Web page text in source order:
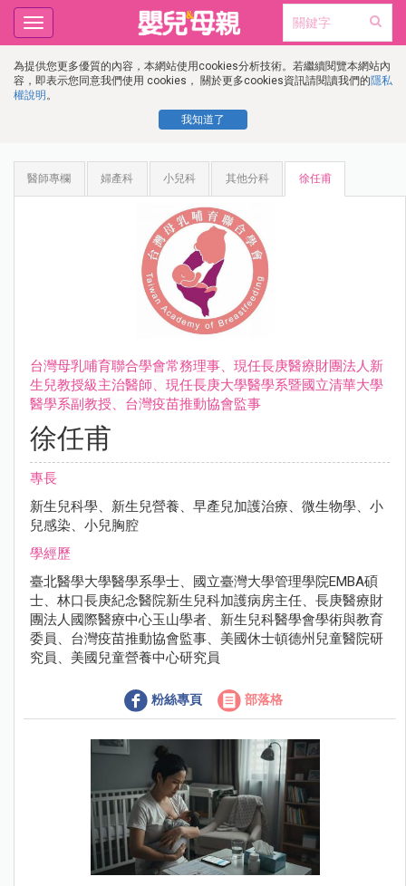
為提供您更多優質的內容，本網站使用cookies分析技術。若繼續閱覽本網站內
容，即表示您同意我們使用 cookies， 關於更多cookies資訊請閱讀我們的隱私
權說明 。
我知道了
Toggle
navigation
醫師專欄 婦產科 小兒科 其他分科 徐任甫
台灣母乳哺育聯合學會常務理事、現任長庚醫療財團法人新
生兒教授級主治醫師、現任長庚大學醫學系暨國立清華大學
醫學系副教授、台灣疫苗推動協會監事
徐任甫
專長
新生兒科學、新生兒營養、早產兒加護治療、微生物學、小
兒感染、小兒胸腔
學經歷
臺北醫學大學醫學系學士、國立臺灣大學管理學院EMBA碩
士、林口長庚紀念醫院新生兒科加護病房主任、長庚醫療財
團法人國際醫療中心玉山學者、新生兒科醫學會學術與教育
委員、台灣疫苗推動協會監事、美國休士頓德州兒童醫院研
究員、美國兒童營養中心研究員
粉絲專頁 部落格